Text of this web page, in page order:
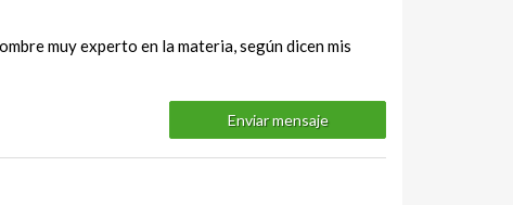
muy experto en la materia, según dicen mis
Enviar mensaje